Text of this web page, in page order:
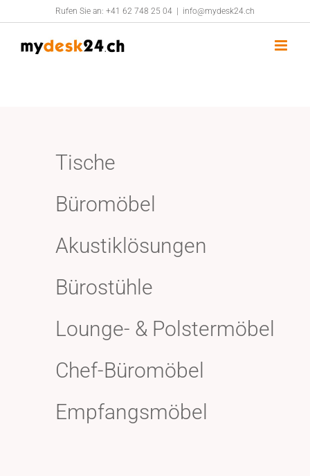
springen
Rufen Sie an: +41 62 748 25 04 info@mydesk24.ch
Tische
Büromöbel
Akustiklösungen
Bürostühle
Lounge- & Polstermöbel
Chef-Büromöbel
Empfangsmöbel